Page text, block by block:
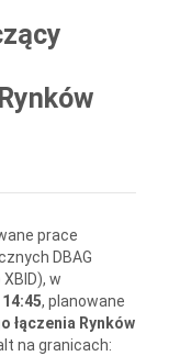
prace
DBAG
w
14:45, planowane
łączenia Rynków
na granicach: